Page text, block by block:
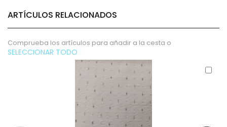
ARTÍCULOS RELACIONADOS
Comprueba los artículos para añadir a la cesta o
SELECCIONAR TODO